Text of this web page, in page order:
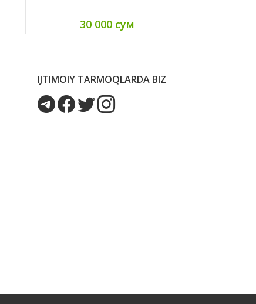
30 000 сум
IJTIMOIY TARMOQLARDA BIZ